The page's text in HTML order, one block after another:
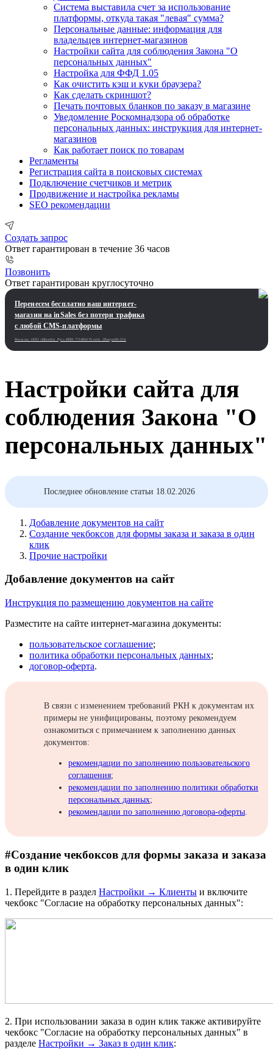
Система выставила счет за использование
платформы, откуда такая "левая" сумма?
Персональные данные: информация для
владельцев интернет-магазинов
Настройки сайта для соблюдения Закона "О
персональных данных"
Настройка для ФФД 1.05
Как очистить кэш и куки браузера?
Как сделать скриншот?
Печать почтовых бланков по заказу в магазине
Уведомление Роскомнадзора об обработке
персональных данных: инструкция для интернет-
магазинов
Как работает поиск по товарам
Регламенты
Регистрация сайта в поисковых системах
Подключение счетчиков и метрик
Продвижение и настройка рекламы
SEO рекомендации
Создать запрос
Ответ гарантирован в течение 36 часов
Позвонить
Ответ гарантирован круглосуточно
Перенесем бесплатно ваш интернет-
магазин на inSales без потери трафика
с любой CMS-платформы
Реклама. ООО «Инсейлс Рус»‎ ИНН 771484376 erid: 2RanymBvZGt
Настройки сайта для
соблюдения Закона "О
персональных данных"
Последнее обновление статьи 18.02.2026
Добавление документов на сайт
Создание чекбоксов для формы заказа и заказа в один
клик
Прочие настройки
Добавление документов на сайт
Инструкция по размещению документов на сайте
Разместите на сайте интернет-магазина документы:
пользовательское соглашение;
политика обработки персональных данных;
договор-оферта.
В связи с изменением требований РКН к документам их
примеры не унифицированы, поэтому рекомендуем
ознакомиться с примечанием к заполнению данных
документов:
рекомендации по заполнению пользовательского
соглашения;
рекомендации по заполнению политики обработки
персональных данных;
рекомендации по заполнению договора-оферты.
#Создание чекбоксов для формы заказа и заказа
в один клик
1. Перейдите в раздел Настройки → Клиенты и включите
чекбокс "Согласие на обработку персональных данных":
2. При использовании заказа в один клик также активируйте
чекбокс "Согласие на обработку персональных данных" в
разделе Настройки → Заказ в один клик: